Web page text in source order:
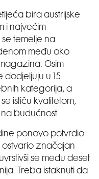
bira austrijske
i najvećim
temelje na
među oko
Osim
u 15
kategorija, a
ističu kvalitetom,
budućnost.
ponovo potvrdio
ostvario značajan
se među deset
Treba istaknuti da